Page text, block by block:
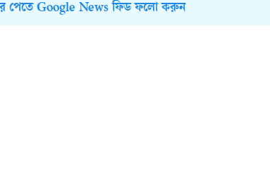
পেতে Google News ফিড ফলো করুন